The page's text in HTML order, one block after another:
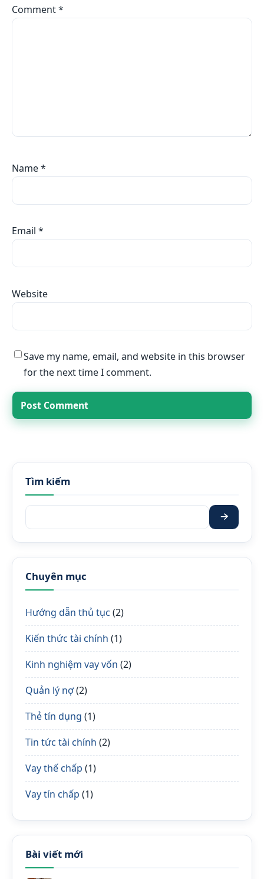
Comment*
Name*
Email *
Website
Save my name, email, and website in this browser
for the next time I comment.
Tìm kiếm
Tìm kiếm:
Chuyên mục
Hướng dẫn thủ tục (2)
Kiến thức tài chính (1)
Kinh nghiệm vay vốn (2)
Quản lý nợ(2)
Thẻ tín dụng (1)
Tin tức tài chính (2)
Vay thế chấp (1)
Vay tín chấp (1)
Bài viết mới